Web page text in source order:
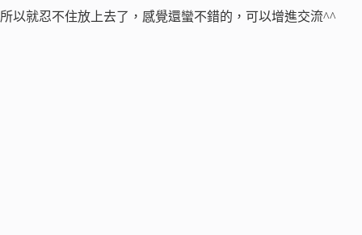
所以就忍不住放上去了，感覺還蠻不錯的，可以增進交流^^